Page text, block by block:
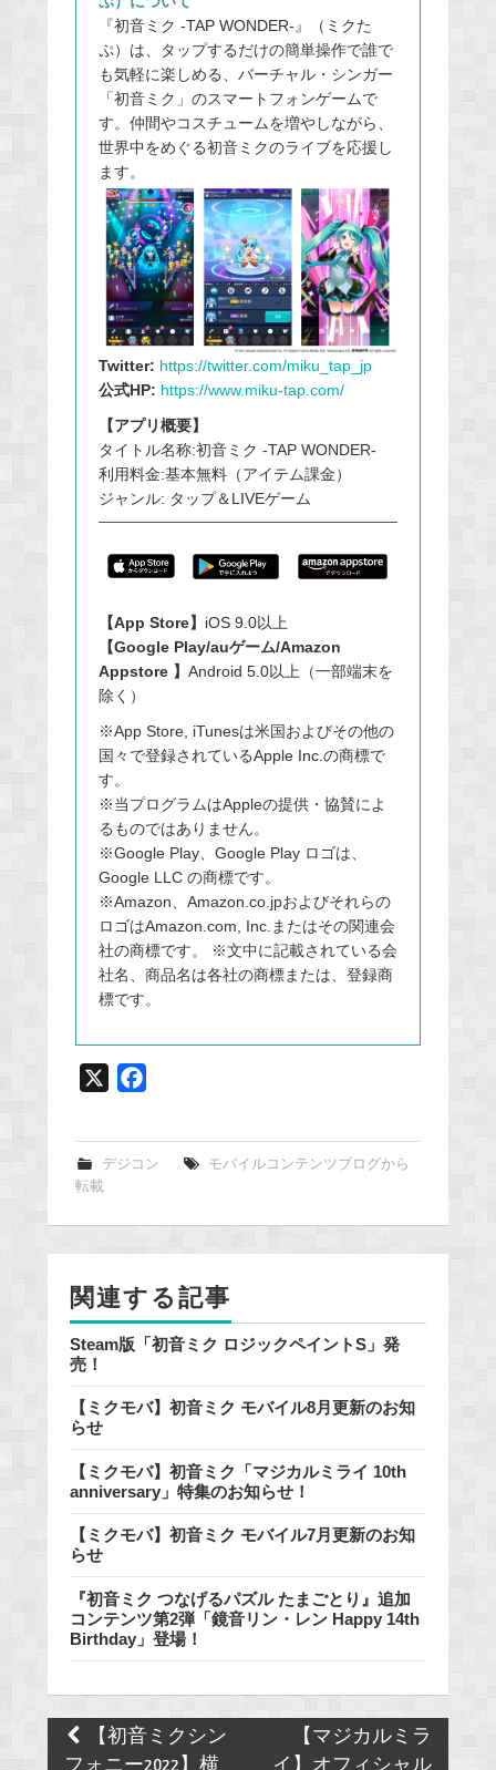
『初音ミク -TAP WONDER-』（ミクた
ぷ）は、タップするだけの簡単操作で誰で
も気軽に楽しめる、バーチャル・シンガー
「初音ミク」のスマートフォンゲームで
す。仲間やコスチュームを増やしながら、
世界中をめぐる初音ミクのライブを応援し
ます。
Twitter: https://twitter.com/miku_tap_jp
公式HP: https://www.miku-tap.com/
【アプリ概要】
タイトル名称:初音ミク -TAP WONDER-
利用料金:基本無料（アイテム課金）
ジャンル: タップ＆LIVEゲーム
【App Store】 iOS 9.0以上
【Google Play/auゲーム/Amazon
Appstore 】 Android 5.0以上（一部端末を
除く）
※App Store, iTunesは米国およびその他の
国々で登録されているApple Inc.の商標で
す。
※当プログラムはAppleの提供・協賛によ
るものではありません。
※Google Play、Google Play ロゴは、
Google LLC の商標です。
※Amazon、Amazon.co.jpおよびそれらの
ロゴはAmazon.com, Inc.またはその関連会
社の商標です。 ※文中に記載されている会
社名、商品名は各社の商標または、登録商
標です。
e
o
o
デジコン
モバイルコンテンツブログから
転載
関連する記事
Steam版「初音ミク ロジックペイントS」発
売！
【ミクモバ】初音ミク モバイル8月更新のお知
らせ
【ミクモバ】初音ミク「マジカルミライ 10th
anniversary」特集のお知らせ！
【ミクモバ】初音ミク モバイル7月更新のお知
らせ
『初音ミク つなげるパズル たまごとり』追加
コンテンツ第2弾「鏡音リン・レン Happy 14th
Birthday」登場！
Post【初音ミクシン
【マジカルミラ